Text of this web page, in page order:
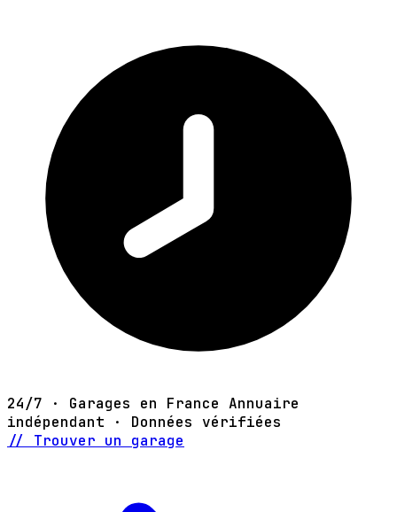
24/7 · Garages en France Annuaire
indépendant · Données vérifiées
// Trouver un garage